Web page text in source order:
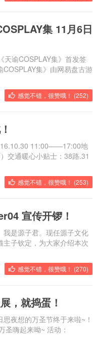
集 11月6日
谕COSPLAY集》首发签
集》由网易盘古游
感觉不错，很赞哦！ (252)
11:00——17:00地
交通暖心小贴士：38路.31
感觉不错，很赞哦！ (253)
宣传开锣！
是源子君。现任源子文化
子钦定，为大家介绍本次
感觉不错，很赞哦！ (270)
，就捣蛋！
夜想的万圣节终于来啦~！
圣嗨起来呦~ 活动：